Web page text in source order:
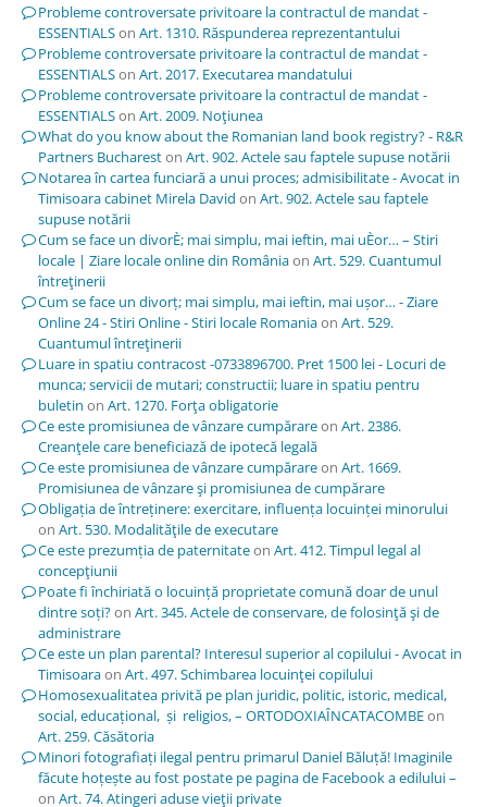
Probleme controversate privitoare la contractul de mandat -
ESSENTIALSon Art. 1310. Răspunderea reprezentantului
Probleme controversate privitoare la contractul de mandat -
ESSENTIALSon Art. 2017. Executarea mandatului
Probleme controversate privitoare la contractul de mandat -
ESSENTIALSon Art. 2009. Noţiunea
What do you know about the Romanian land book registry? - R&R
Partners Buchareston Art. 902. Actele sau faptele supuse notării
Notarea în cartea funciară a unui proces; admisibilitate - Avocat in
Timisoara cabinet Mirela David on Art. 902. Actele sau faptele
supuse notării
Cum se face un divorÈ; mai simplu, mai ieftin, mai uÈor… – Stiri
locale | Ziare locale online din Româniaon Art. 529. Cuantumul
întreţinerii
Cum se face un divorț; mai simplu, mai ieftin, mai ușor… - Ziare
Online 24 - Stiri Online - Stiri locale Romaniaon Art. 529.
Cuantumul întreţinerii
Luare in spatiu contracost -0733896700. Pret 1500 lei - Locuri de
munca; servicii de mutari; constructii; luare in spatiu pentru
buletin on Art. 1270. Forţa obligatorie
Ce este promisiunea de vânzare cumpărareon Art. 2386.
Creanţele care beneficiază de ipotecă legală
Ce este promisiunea de vânzare cumpărareon Art. 1669.
Promisiunea de vânzare şi promisiunea de cumpărare
Obligația de întreținere: exercitare, influența locuinței minorului
on Art. 530. Modalităţile de executare
Ce este prezumția de paternitateon Art. 412. Timpul legal al
concepţiunii
Poate fi închiriată o locuință proprietate comună doar de unul
dintre soți?on Art. 345. Actele de conservare, de folosinţă şi de
administrare
Ce este un plan parental? Interesul superior al copilului - Avocat in
Timisoaraon Art. 497. Schimbarea locuinţei copilului
Homosexualitatea privită pe plan juridic, politic, istoric, medical,
social, educațional, și religios, – ORTODOXIAÎNCATACOMBEon
Art. 259. Căsătoria
Minori fotografiați ilegal pentru primarul Daniel Băluță! Imaginile
făcute hoțește au fost postate pe pagina de Facebook a edilului –
on Art. 74. Atingeri aduse vieţii private